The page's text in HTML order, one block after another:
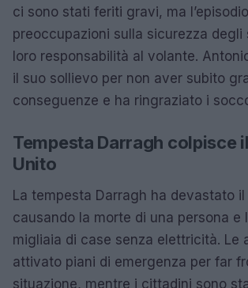
ci sono stati feriti gravi, ma
preoccupazioni sulla sicurezza degli
loro responsabilità al volante.
il suo sollievo per non aver subito
conseguenze e ha ringraziato i
Tempesta Darragh colpisce
Unito
La tempesta Darragh ha devastato il
causando la morte di una persona e
migliaia di case senza elettricità. Le
attivato piani di emergenza per far
situazione, mentre i cittadini sono